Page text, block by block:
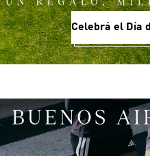
Celebrá el Día